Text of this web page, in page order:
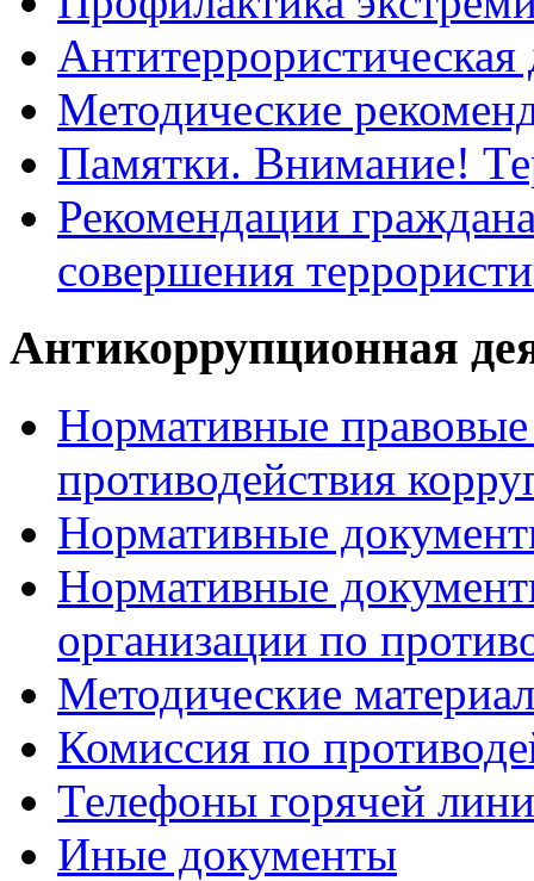
Антитеррористическая
Методические
Памятки. Внимание!
Рекомендации
совершения
Антикоррупционная
Нормативные
противодействия
Нормативные
Нормативные
организации по
Методические
Комиссия по
Телефоны горячей
Иные документы